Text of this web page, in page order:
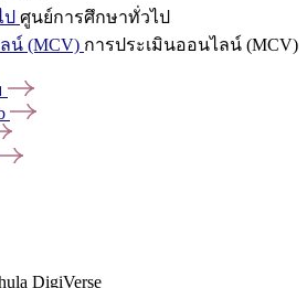
ศูนย์การศึกษาทั่วไป
น์ (MCV) การประเมินออนไลน์ (MCV)
DigiVerse